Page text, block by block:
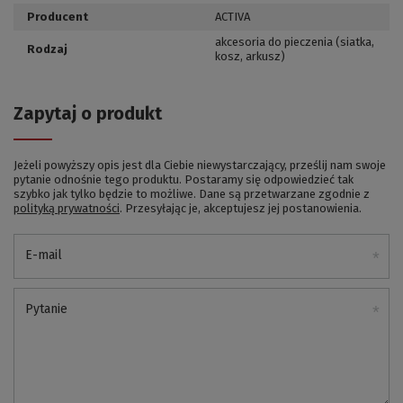
Producent ACTIVA
Rodzaj
akcesoria do pieczenia (siatka,
kosz, arkusz)
Zapytaj o produkt
Jeżeli powyższy opis jest dla Ciebie niewystarczający, prześlij nam swoje
pytanie odnośnie tego produktu. Postaramy się odpowiedzieć tak
szybko jak tylko będzie to możliwe. Dane są przetwarzane zgodnie z
polityką prywatności. Przesyłając je, akceptujesz jej postanowienia.
E-mail
Pytanie